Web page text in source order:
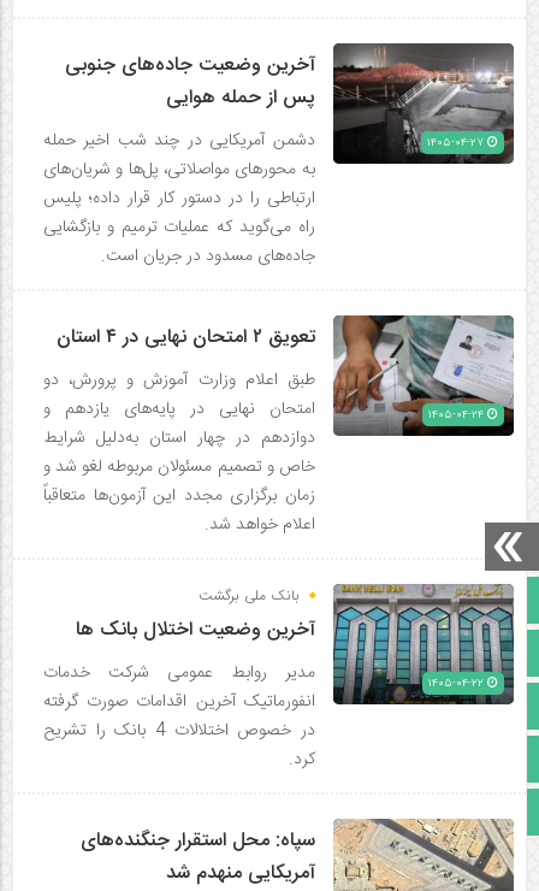
صفحه نخست
تالار گفتمان
آپارات
آخرین وضعیت جاده‌های جنوبی
پس از حمله هوایی
دشمن آمریکایی در چند شب اخیر حمله
به محورهای مواصلاتی، پل‌ها و شریان‌های
ارتباطی را در دستور کار قرار داده؛ پلیس
راه می‌گوید که عملیات ترمیم و بازگشایی
جاده‌های مسدود در جریان است.
تعویق ۲ امتحان نهایی در ۴ استان
طبق اعلام وزارت آموزش و پرورش، دو
امتحان نهایی در پایه‌های یازدهم و
دوازدهم در چهار استان به‌دلیل شرایط
خاص و تصمیم مسئولان مربوطه لغو شد و
زمان برگزاری مجدد این آزمون‌ها متعاقباً
اعلام خواهد شد.
بانک ملی برگشت
آخرین وضعیت اختلال بانک ها
مدیر روابط عمومی شرکت خدمات
انفورماتیک آخرین اقدامات صورت گرفته
در خصوص اختلالات 4 بانک را تشریح
کرد.
سپاه: محل استقرار جنگنده‌های
آمریکایی منهدم شد